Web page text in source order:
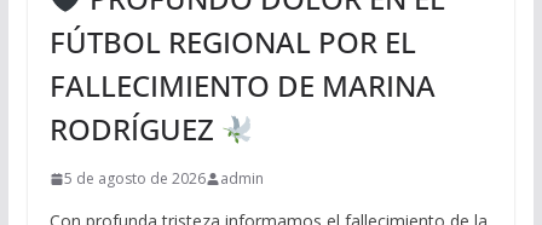
FÚTBOL REGIONAL POR EL
FALLECIMIENTO DE MARINA
RODRÍGUEZ
5 de agosto de 2026 admin